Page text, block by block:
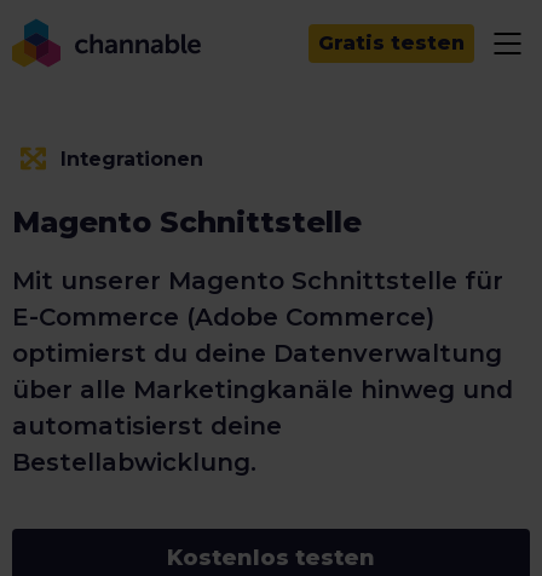
Gratis testen
Integrationen
Magento Schnittstelle
Mit unserer Magento Schnittstelle für
E-Commerce (Adobe Commerce)
optimierst du deine Datenverwaltung
über alle Marketingkanäle hinweg und
automatisierst deine
Bestellabwicklung.
Kostenlos testen